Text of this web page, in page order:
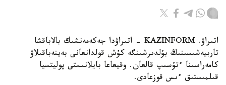
اتىراۋ. KAZINFORM - اتىراۋدا جەكەمەنشىك بالاباقشا
تاربيەشىسىنىڭ بۇلدىرشىنگە كۇش قولدانعانى بەينەباقىلاۋ
كامەراسىنا ءتۇسىپ قالعان. وقيعاعا بايلانىستى پوليتسيا
قىلمىستىق ءىس قوزعادى.